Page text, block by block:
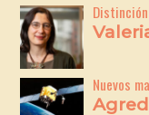
Nuevos